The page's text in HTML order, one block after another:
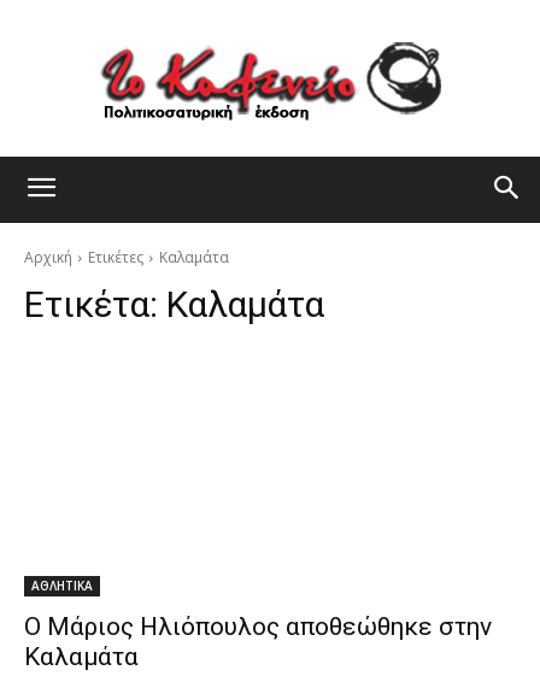
Αρχική Ετικέτες Καλαμάτα
Ετικέτα: Καλαμάτα
ΑΘΛΗΤΙΚΑ
Ο Μάριος Ηλιόπουλος αποθεώθηκε στην
Καλαμάτα